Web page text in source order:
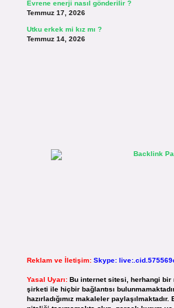
Evrene enerji nasıl gönderilir ?
Temmuz 17, 2026
Utku erkek mi kız mı ?
Temmuz 14, 2026
Reklam ve İletişim: Skype:
Yasal Uyarı: Bu internet sitesi, herhangi bir
şirketi ile hiçbir bağlantısı
hazırladığımız makaleler